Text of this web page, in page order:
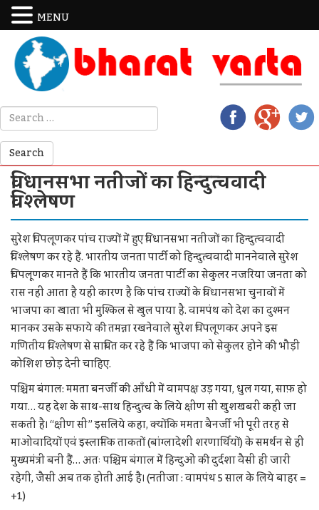
विधानसभा नतीजों का हिन्दुत्ववादी
विश्लेषण
सुरेश चिपलूणकर पांच राज्यों में हुए विधानसभा नतीजों का हिन्दुत्ववादी
विश्लेषण कर रहे हैं. भारतीय जनता पार्टी को हिन्दुत्ववादी माननेवाले सुरेश
चिपलूणकर मानते हैं कि भारतीय जनता पार्टी का सेकुलर नजरिया जनता को
रास नहीं आता है यही कारण है कि पांच राज्यों के विधानसभा चुनावों में
भाजपा का खाता भी मुश्किल से खुल पाया है. वामपंथ को देश का दुश्मन
मानकर उसके सफाये की तमन्ना रखनेवाले सुरेश चिपलूणकर अपने इस
गणितीय विश्लेषण से साबित कर रहे हैं कि भाजपा को सेकुलर होने की भौड़ी
कोशिश छोड़ देनी चाहिए.
पश्चिम बंगाल: ममता बनर्जी की आँधी में वामपक्ष उड़ गया, धुल गया, साफ़ हो
गया… यह देश के साथ-साथ हिन्दुत्व के लिये क्षीण सी खुशखबरी कही जा
सकती है। “क्षीण सी” इसलिये कहा, क्योंकि ममता बैनर्जी भी पूरी तरह से
माओवादियों एवं इस्लामिक ताकतों (बांग्लादेशी शरणार्थियों) के समर्थन से ही
मुख्यमंत्री बनी हैं… अतः पश्चिम बंगाल में हिन्दुओं की दुर्दशा वैसी ही जारी
रहेगी, जैसी अब तक होती आई है। (नतीजा : वामपंथ 5 साल के लिये बाहर =
+1)
MENU